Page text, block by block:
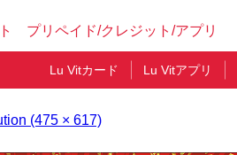
プリペイド/クレジット/アプリ
Lu Vitカード Lu Vitアプリ
(475 × 617)